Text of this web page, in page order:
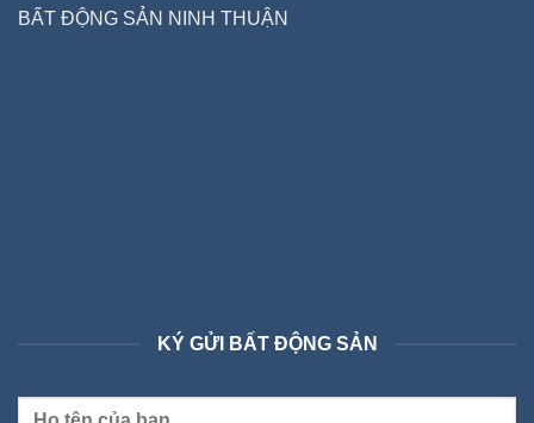
BẤT ĐỘNG SẢN NINH THUẬN
KÝ GỬI BẤT ĐỘNG SẢN